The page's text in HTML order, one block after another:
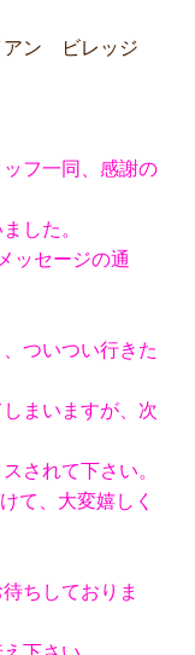
アン ビレッジ
フ一同、感謝の
した。
ッセージの通
ついつい行きた
まいますが、次
されて下さい。
て、大変嬉しく
ちしておりま